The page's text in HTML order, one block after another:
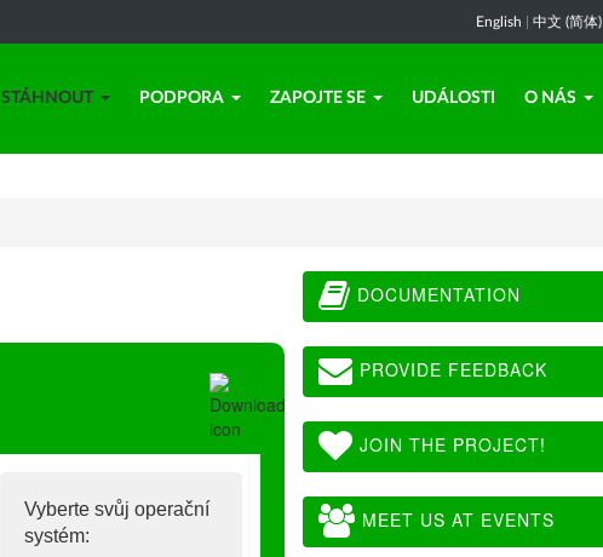
English 中文 (简体)
STÁHNOUT PODPORA ZAPOJTE SE UDÁLOSTI O NÁS
Vyberte svůj operační
systém:
DOCUMENTATION
PROVIDE FEEDBACK
JOIN THE PROJECT!
MEET US AT EVENTS